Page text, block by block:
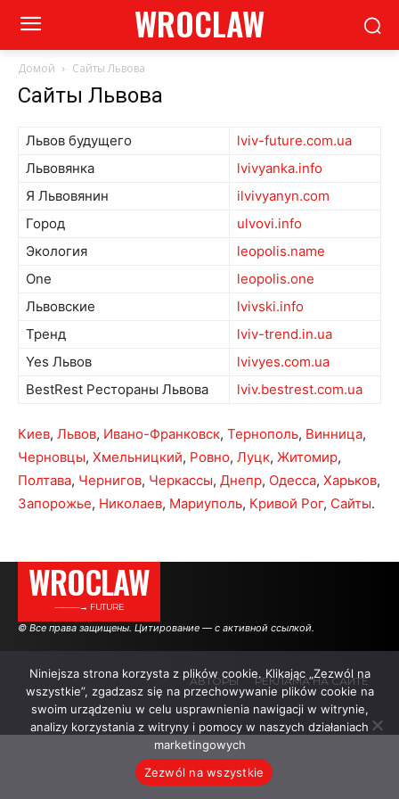
WROCLAW
Домой Сайты Львова
Сайты Львова
Львов будущего
lviv-future.com.ua
Львовянка
lvivyanka.info
Я Львовянин
ilvivyanyn.com
Город
ulvovi.info
Экология
leopolis.name
One
leopolis.one
Львовские
lvivski.info
Тренд
lviv-trend.in.ua
Yes Львов
lvivyes.com.ua
BestRest Рестораны Львова
lviv.bestrest.com.ua
Киев, Львов, Ивано-Франковск, Тернополь, Винница,
Черновцы, Хмельницкий, Ровно, Луцк, Житомир,
Полтава, Чернигов, Черкассы, Днепр, Одесса, Харьков,
Запорожье, Николаев, Мариуполь, Кривой Рог, Сайты.
WROCLAW
———→ FUTURE
© Все права защищены. Цитирование — с активной ссылкой.
АВТОРЫ РЕКЛАМА НА САЙТЕ
Niniejsza strona korzysta z plików cookie. Klikając „Zezwól na
wszystkie”, zgadzasz się na przechowywanie plików cookie na
swoim urządzeniu w celu usprawnienia nawigacji w witrynie,
analizy korzystania z witryny i pomocy w naszych działaniach
marketingowych
Zezwól na wszystkie